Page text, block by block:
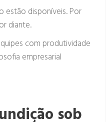
estão disponíveis. Por
diante.
com produtividade
empresarial
sob